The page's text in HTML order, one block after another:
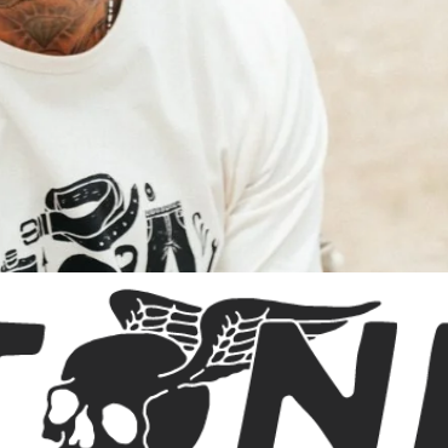
Datenschutzerklärung